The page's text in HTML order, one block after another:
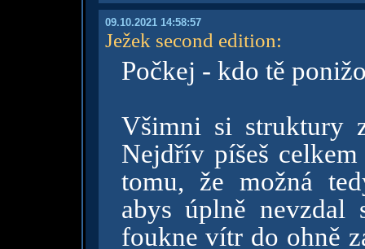
09.10.2021 14:58:57
Ježek second edition:
Počkej - kdo tě
Všimni si struktury
Nejdřív píšeš
tomu, že možná
abys úplně
foukne vítr do ohně